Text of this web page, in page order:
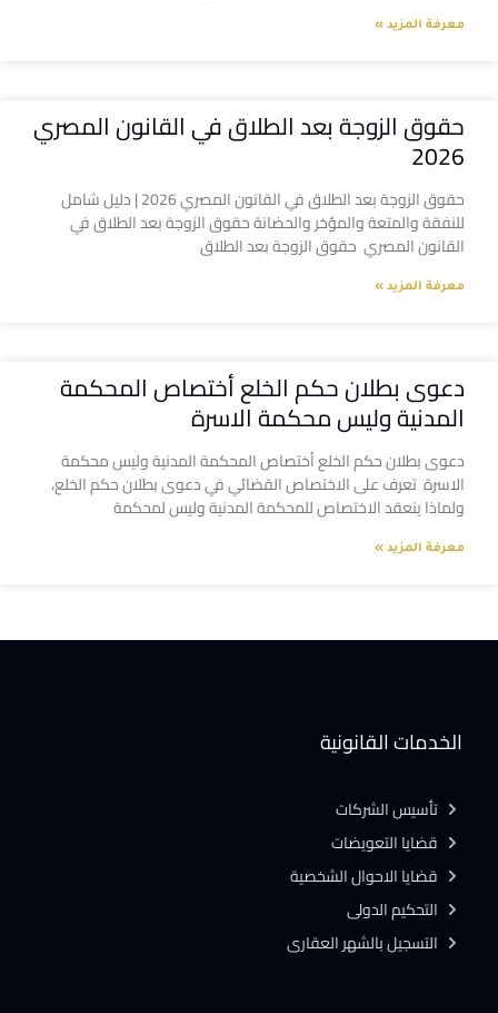
معرفة المزيد »
حقوق الزوجة بعد الطلاق في القانون المصري
2026
حقوق الزوجة بعد الطلاق في القانون المصري 2026 | دليل شامل
للنفقة والمتعة والمؤخر والحضانة حقوق الزوجة بعد الطلاق في
القانون المصري حقوق الزوجة بعد الطلاق
معرفة المزيد »
دعوى بطلان حكم الخلع أختصاص المحكمة
المدنية وليس محكمة الاسرة
دعوى بطلان حكم الخلع أختصاص المحكمة المدنية وليس محكمة
الاسرة تعرف على الاختصاص القضائي في دعوى بطلان حكم الخلع،
ولماذا ينعقد الاختصاص للمحكمة المدنية وليس لمحكمة
معرفة المزيد »
الخدمات القانونية
تأسيس الشركات
قضايا التعويضات
قضايا الاحوال الشخصية
التحكيم الدولى
التسجيل بالشهر العقارى